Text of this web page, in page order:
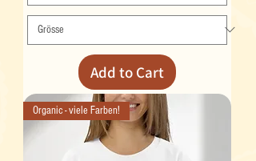
Add to Cart
Organic - viele Farben!